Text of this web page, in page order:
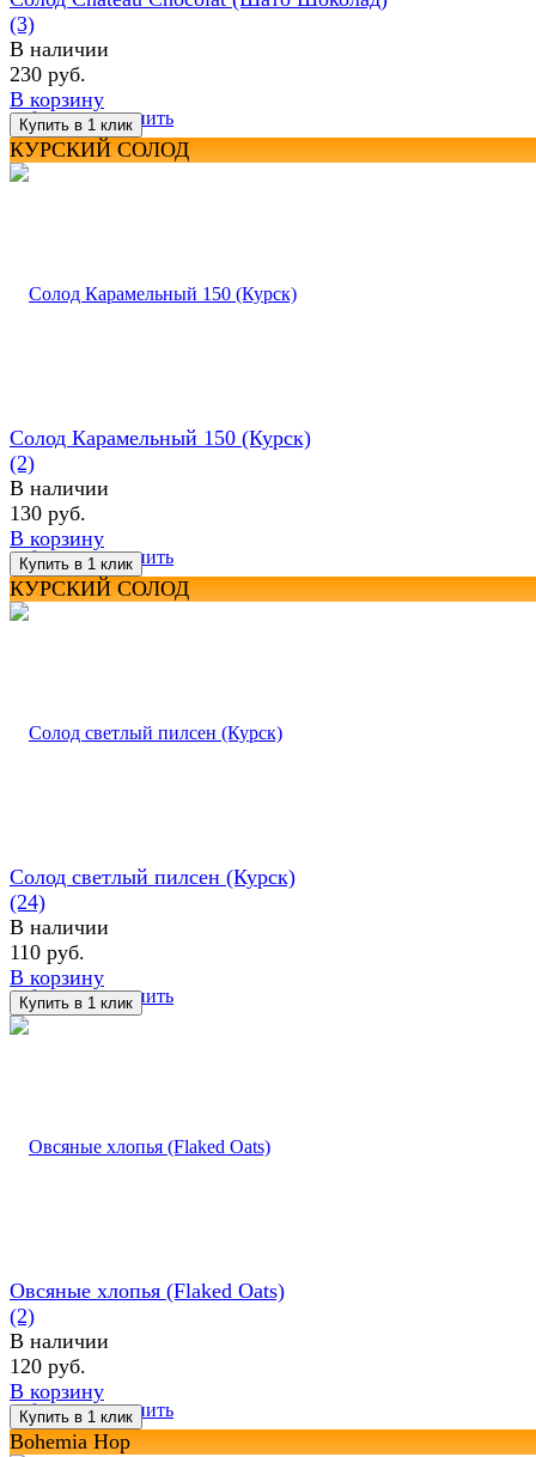
избранное сравнить
(3)
В наличии
230 руб.
В корзину
КУРСКИЙ СОЛОД
избранное сравнить
Солод Карамельный 150 (Курск)
(2)
В наличии
130 руб.
В корзину
КУРСКИЙ СОЛОД
избранное сравнить
Солод светлый пилсен (Курск)
(24)
В наличии
110 руб.
В корзину
избранное сравнить
Овсяные хлопья (Flaked Oats)
(2)
В наличии
120 руб.
В корзину
Bohemia Hop